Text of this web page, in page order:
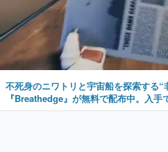
不死身のニワトリと宇宙船を探索する
『Breathedge』が無料で配布中。入